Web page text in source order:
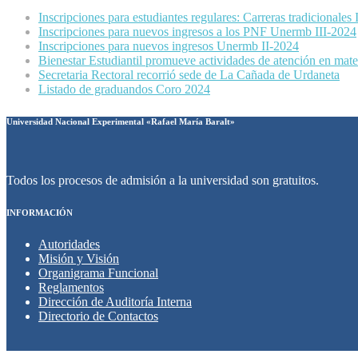
Inscripciones para estudiantes regulares: Carreras
Inscripciones para nuevos ingresos a los PNF Unermb III-2024
Inscripciones para nuevos ingresos Unermb II-2024
Bienestar Estudiantil promueve actividades de atención en
Secretaria Rectoral recorrió sede de La Cañada de Urdaneta
Listado de graduandos Coro 2024
Universidad Nacional Experimental «Rafael María Baralt»
Todos los procesos de admisión a la universidad son gratuitos.
INFORMACIÓN
Autoridades
Misión y Visión
Organigrama Funcional
Reglamentos
Dirección de Auditoría Interna
Directorio de Contactos